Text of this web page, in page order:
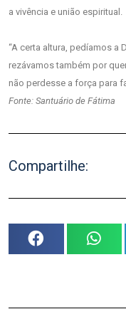
a vivência e união espiritual.
“A certa altura, pedíamos a
rezávamos também por
não perdesse a força para
Fonte: Santuário de Fátima
Compartilhe: